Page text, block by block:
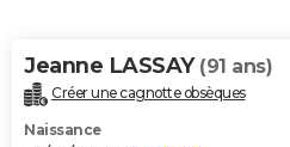
Alimentation
Guide de la santé
Maladies
Médicaments
Sommeil
VOYAGE
Destinations
City break
Voyage nature
Voyage de noces
Forum
Climat
+PHOTO
Jeanne LASSAY (91 ans)
Créer une cagnotte obsèques
Naissance